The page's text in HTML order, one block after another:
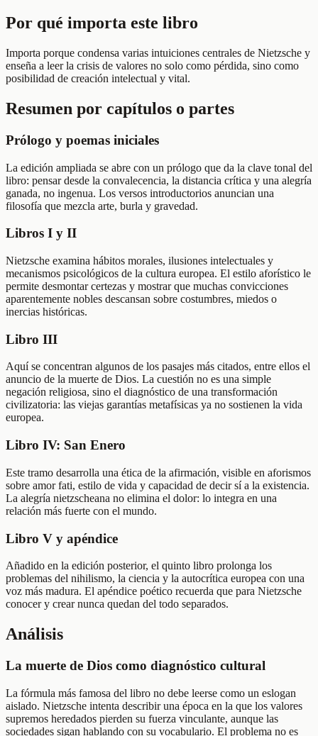
Por qué importa este libro
Importa porque condensa varias intuiciones centrales de Nietzsche y
enseña a leer la crisis de valores no solo como pérdida, sino como
posibilidad de creación intelectual y vital.
Resumen por capítulos o partes
Prólogo y poemas iniciales
La edición ampliada se abre con un prólogo que da la clave tonal del
libro: pensar desde la convalecencia, la distancia crítica y una alegría
ganada, no ingenua. Los versos introductorios anuncian una
filosofía que mezcla arte, burla y gravedad.
Libros I y II
Nietzsche examina hábitos morales, ilusiones intelectuales y
mecanismos psicológicos de la cultura europea. El estilo aforístico le
permite desmontar certezas y mostrar que muchas convicciones
aparentemente nobles descansan sobre costumbres, miedos o
inercias históricas.
Libro III
Aquí se concentran algunos de los pasajes más citados, entre ellos el
anuncio de la muerte de Dios. La cuestión no es una simple
negación religiosa, sino el diagnóstico de una transformación
civilizatoria: las viejas garantías metafísicas ya no sostienen la vida
europea.
Libro IV: San Enero
Este tramo desarrolla una ética de la afirmación, visible en aforismos
sobre amor fati, estilo de vida y capacidad de decir sí a la existencia.
La alegría nietzscheana no elimina el dolor: lo integra en una
relación más fuerte con el mundo.
Libro V y apéndice
Añadido en la edición posterior, el quinto libro prolonga los
problemas del nihilismo, la ciencia y la autocrítica europea con una
voz más madura. El apéndice poético recuerda que para Nietzsche
conocer y crear nunca quedan del todo separados.
Análisis
La muerte de Dios como diagnóstico cultural
La fórmula más famosa del libro no debe leerse como un eslogan
aislado. Nietzsche intenta describir una época en la que los valores
supremos heredados pierden su fuerza vinculante, aunque las
sociedades sigan hablando con su vocabulario. El problema no es